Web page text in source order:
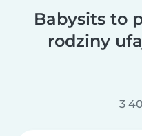
Babysits to
rodziny
3